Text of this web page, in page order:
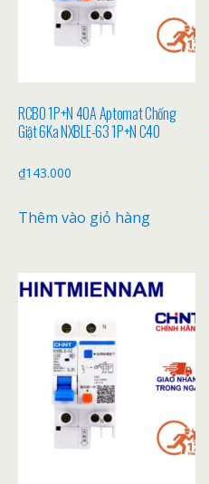
RCBO 1P+N 40A Aptomat Chống
Giật 6Ka NXBLE-63 1P+N C40
₫143.000
Thêm vào giỏ hàng